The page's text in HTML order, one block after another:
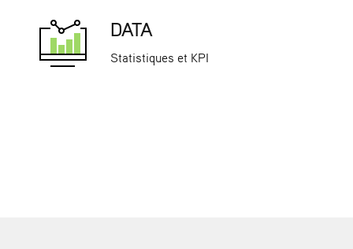
DATA
Statistiques et KPI